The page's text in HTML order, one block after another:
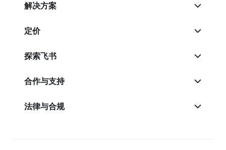
解决方案
定价
探索飞书
合作与支持
法律与合规